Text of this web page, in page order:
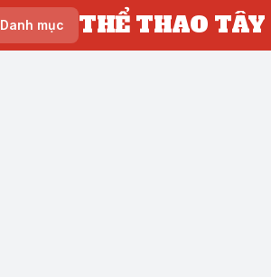
Danh mục THỂ THAO